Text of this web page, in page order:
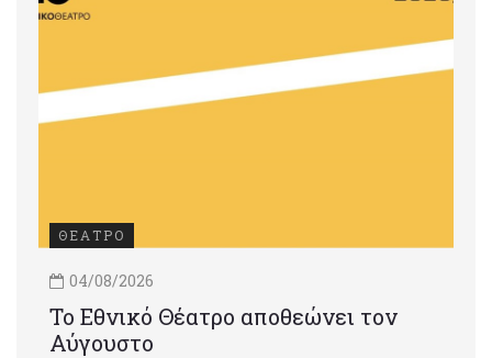
ΘΕΑΤΡΟ
04/08/2026
Το Εθνικό Θέατρο αποθεώνει τον
Αύγουστο